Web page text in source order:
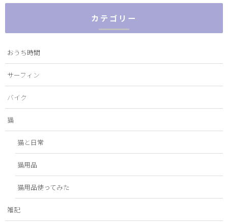
カテゴリー
おうち時間
サーフィン
バイク
猫
猫と日常
猫用品
猫用品使ってみた
雑記